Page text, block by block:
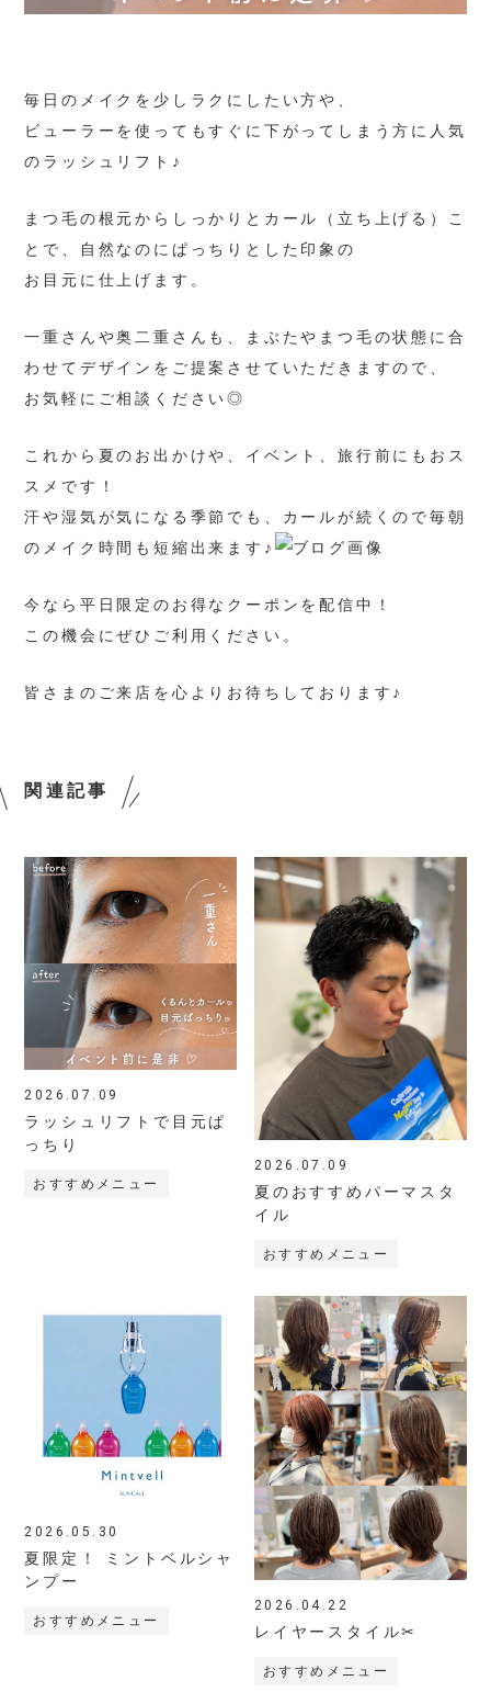
RECRUIT
毎日のメイクを少しラクにしたい方や、
ビューラーを使ってもすぐに下がってしまう方に人気
のラッシュリフト♪
まつ毛の根元からしっかりとカール（立ち上げる）こ
とで、自然なのにぱっちりとした印象の
お目元に仕上げます。
一重さんや奥二重さんも、まぶたやまつ毛の状態に合
わせてデザインをご提案させていただきますので、
お気軽にご相談ください◎
これから夏のお出かけや、イベント、旅行前にもおス
スメです！
汗や湿気が気になる季節でも、カールが続くので毎朝
のメイク時間も短縮出来ます♪
今なら平日限定のお得なクーポンを配信中！
この機会にぜひご利用ください。
皆さまのご来店を心よりお待ちしております♪
関連記事
2026.07.09
ラッシュリフトで目元ぱ
っちり
おすすめメニュー
2026.07.09
夏のおすすめパーマスタ
イル
おすすめメニュー
2026.05.30
夏限定！ ミントベルシャ
ンプー
おすすめメニュー
2026.04.22
レイヤースタイル✂
おすすめメニュー